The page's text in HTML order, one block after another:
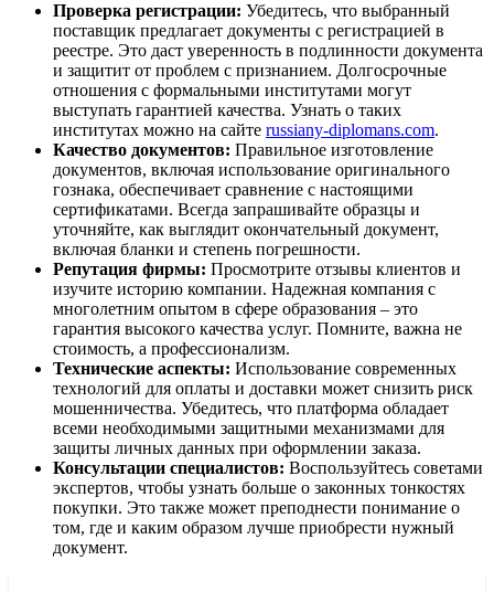
Проверка регистрации: Убедитесь, что выбранный
поставщик предлагает документы с регистрацией в
реестре. Это даст уверенность в подлинности документа
и защитит от проблем с признанием. Долгосрочные
отношения с формальными институтами могут
выступать гарантией качества. Узнать о таких
институтах можно на сайте russiany-diplomans.com.
Качество документов: Правильное изготовление
документов, включая использование оригинального
гознака, обеспечивает сравнение с настоящими
сертификатами. Всегда запрашивайте образцы и
уточняйте, как выглядит окончательный документ,
включая бланки и степень погрешности.
Репутация фирмы: Просмотрите отзывы клиентов и
изучите историю компании. Надежная компания с
многолетним опытом в сфере образования – это
гарантия высокого качества услуг. Помните, важна не
стоимость, а профессионализм.
Технические аспекты: Использование современных
технологий для оплаты и доставки может снизить риск
мошенничества. Убедитесь, что платформа обладает
всеми необходимыми защитными механизмами для
защиты личных данных при оформлении заказа.
Консультации специалистов: Воспользуйтесь советами
экспертов, чтобы узнать больше о законных тонкостях
покупки. Это также может преподнести понимание о
том, где и каким образом лучше приобрести нужный
документ.